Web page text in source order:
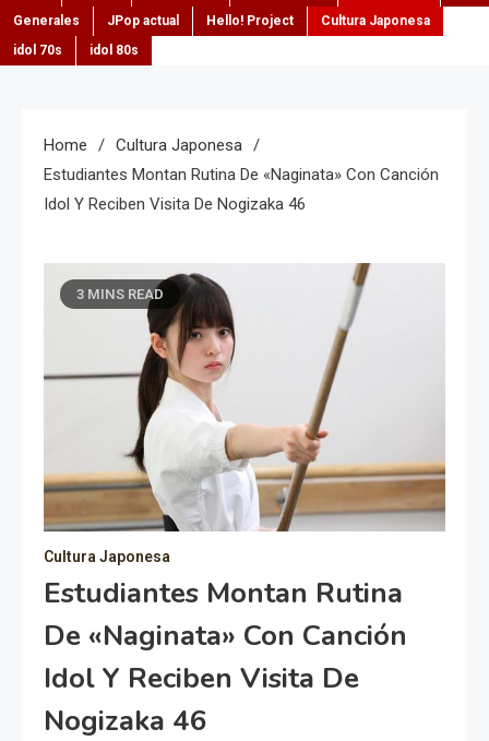
Generales
JPop actual Hello! Project
Cultura Japonesa
idol 70s
idol 80s
Home
Cultura Japonesa
Estudiantes Montan Rutina De «naginata» Con Canción
Idol Y Reciben Visita De Nogizaka 46
3 MINS READ
Cultura Japonesa
Estudiantes Montan Rutina
De «naginata» Con Canción
Idol Y Reciben Visita De
Nogizaka 46